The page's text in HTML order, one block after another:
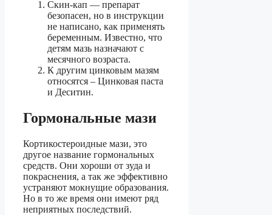
Скин-кап — препарат
безопасен, но в инструкции
не написано, как применять
беременным. Известно, что
детям мазь назначают с
месячного возраста.
К другим цинковым мазям
относятся – Цинковая паста
и Деситин.
Гормональные мази
Кортикостероидные мази, это
другое название гормональных
средств. Они хороши от зуда и
покраснения, а так же эффективно
устраняют мокнущие образования.
Но в то же время они имеют ряд
неприятных последствий.